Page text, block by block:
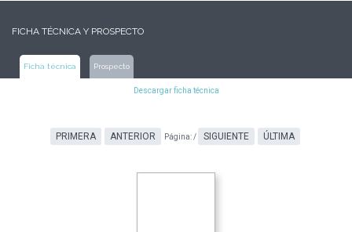
FICHA TÉCNICA Y PROSPECTO
Ficha técnica Prospecto
Descargar ficha técnica
PRIMERA ANTERIOR Página:/ SIGUIENTE ÚLTIMA